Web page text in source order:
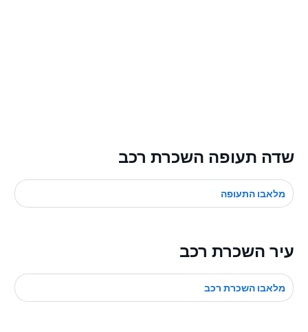
שדה תעופה השכרת רכב
מלאבו התעופה
עיר השכרת רכב
מלאבו השכרת רכב